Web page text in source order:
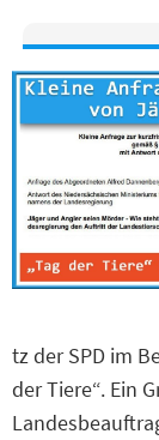
tz der SPD im
der Tiere“. Ein